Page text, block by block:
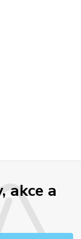
akce a